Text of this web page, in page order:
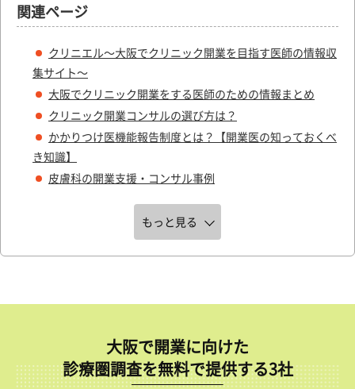
関連ページ
クリニエル～大阪でクリニック開業を目指す医師の情報収
集サイト～
大阪でクリニック開業をする医師のための情報まとめ
クリニック開業コンサルの選び方は？
かかりつけ医機能報告制度とは？【開業医の知っておくべ
き知識】
皮膚科の開業支援・コンサル事例
もっと見る
大阪で開業に向けた
診療圏調査を無料で提供する3社